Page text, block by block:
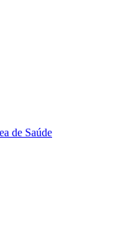
de Saúde